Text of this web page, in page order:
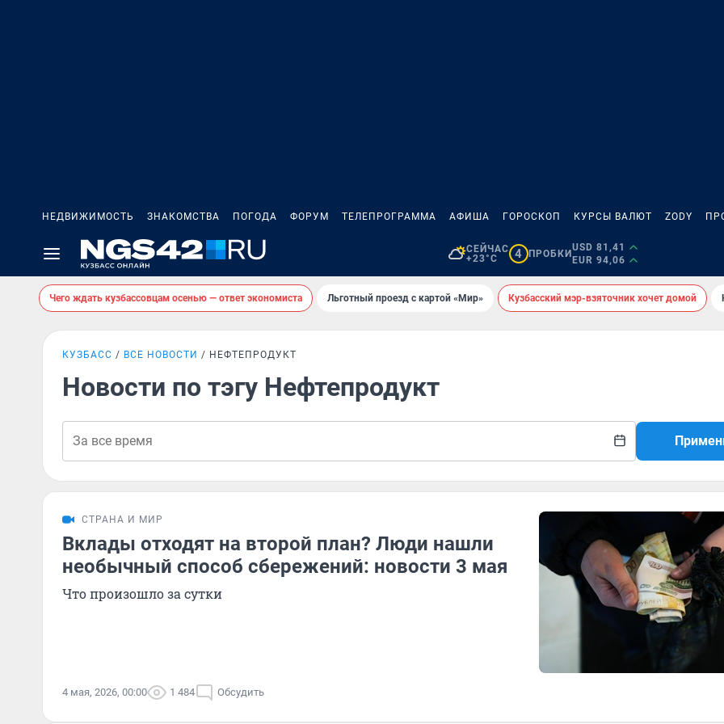
НЕДВИЖИМОСТЬ ЗНАКОМСТВА ПОГОДА ФОРУМ ТЕЛЕПРОГРАММА АФИША ГОРОСКОП КУРСЫ ВАЛЮТ ZODY
СЕЙЧАС
+23°C
4 ПРОБКИ
USD 81,41
EUR 94,06
Чего ждать кузбассовцам осенью — ответ экономиста Льготный проезд с картой «Мир» Кузбасский мэр-взяточник хочет домой
КУЗБАСС ВСЕ НОВОСТИ НЕФТЕПРОДУКТ
Новости по тэгу Нефтепродукт
СТРАНА И МИР
Вклады отходят на второй план? Люди нашли
необычный способ сбережений: новости 3 мая
Что произошло за сутки
4 мая, 2026, 00:00 1 484 Обсудить